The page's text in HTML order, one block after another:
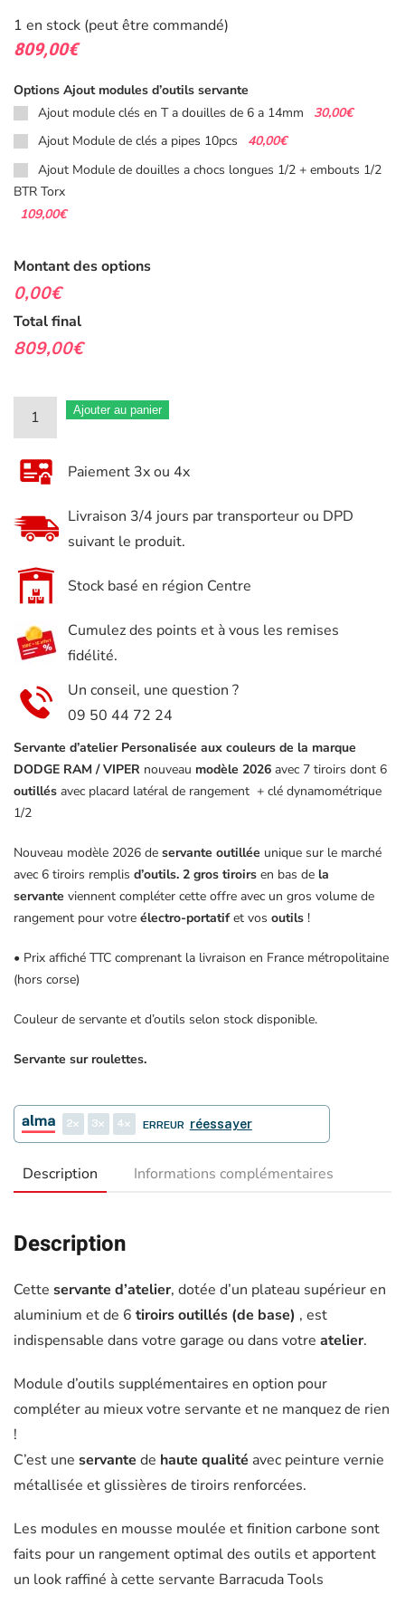
1 en stock (peut être commandé)
809,00€
Options Ajout modules d’outils servante
Ajout module clés en T a douilles de 6 a 14mm
30,00€
Ajout Module de clés a pipes 10pcs
40,00€
Ajout Module de douilles a chocs longues 1/2 + embouts 1/2
BTR Torx
109,00€
Montant des options
0,00€
Total final
809,00€
quantité
de
Servante
Atelier
Barracuda
Déco
RAM
7
tiroirs
6
remplis
+
placard
latéral
Ajouter au panier
Paiement 3x ou 4x
Livraison 3/4 jours par transporteur ou DPD
suivant le produit.
Stock basé en région Centre
Cumulez des points et à vous les remises
fidélité.
Un conseil, une question ?
09 50 44 72 24
Servante d’atelierPersonalisée aux couleurs de la marque
DODGE RAM / VIPER nouveau modèle 2026 avec 7 tiroirs dont 6
outillés avec placard latéral de rangement + clé dynamométrique
1/2
Nouveau modèle 2026 de servante outillée unique sur le marché
avec 6 tiroirs remplis d’outils. 2 gros tiroirs en bas de la
servante viennent compléter cette offre avec un gros volume de
rangement pour votre électro-portatifet vos outils !
• Prix affiché TTC comprenant la livraison en France métropolitaine
(hors corse)
Couleur de servante et d’outils selon stock disponible.
Servante sur roulettes.
2 3 4 ERREUR réessayer
Description Informations complémentaires
Description
Cette servante d’atelier, dotée d’un plateau supérieur en
aluminium et de 6 tiroirs outillés (de base) , est
indispensable dans votre garage ou dans votre atelier.
Module d’outils supplémentaires en option pour
compléter au mieux votre servante et ne manquez de rien
!
C’est une servante de haute qualité avec peinture vernie
métallisée et glissières de tiroirs renforcées.
Les modules en mousse moulée et finition carbone sont
faits pour un rangement optimal des outils et apportent
un look raffiné à cette servante Barracuda Tools